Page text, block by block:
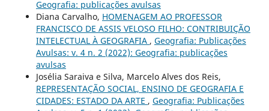
Geografia: publicações avulsas
Diana Carvalho, HOMENAGEM AO PROFESSOR
FRANCISCO DE ASSIS VELOSO FILHO: CONTRIBUIÇÃO
INTELECTUAL À GEOGRAFIA , Geografia: Publicações
Avulsas: v. 4 n. 2 (2022): Geografia: publicações
avulsas
Josélia Saraiva e Silva, Marcelo Alves dos Reis,
REPRESENTAÇÃO SOCIAL, ENSINO DE GEOGRAFIA E
CIDADES: ESTADO DA ARTE , Geografia: Publicações